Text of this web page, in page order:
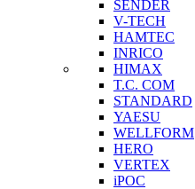
SENDER
V-TECH
HAMTEC
INRICO
HIMAX
T.C. COM
STANDARD
YAESU
WELLFORM
HERO
VERTEX
iPOC